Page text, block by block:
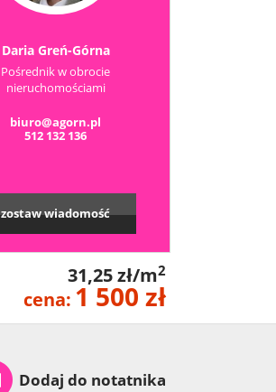
Daria Greń-Górna
Pośrednik w obrocie
nieruchomościami
biuro@agorn.pl
512 132 136
zostaw wiadomość
31,25 zł/m2
cena: 1 500 zł
Dodaj do notatnika